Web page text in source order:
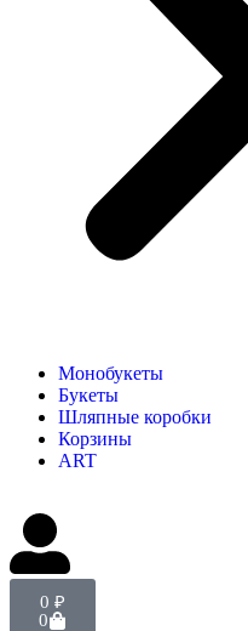
Монобукеты
Букеты
Шляпные коробки
Корзины
ART
0 ₽
0